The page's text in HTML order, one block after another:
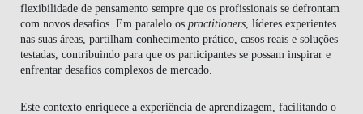
DOCENTES
BLOGUE
flexibilidade de pensamento sempre que os profissionais se defrontam
com novos desafios. Em paralelo os practitioners, líderes experientes
nas suas áreas, partilham conhecimento prático, casos reais e soluções
testadas, contribuindo para que os participantes se possam inspirar e
enfrentar desafios complexos de mercado.
Este contexto enriquece a experiência de aprendizagem, facilitando o